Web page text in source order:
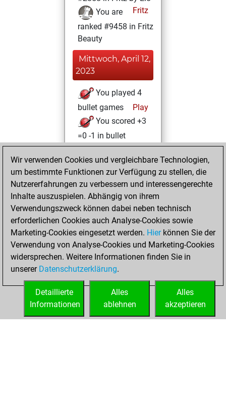
Fritz
You are
ranked #9458 in Fritz
Beauty
Mittwoch, April 12,
2023
You played 4
bullet games
Play
You scored +3
=0 -1 in bullet
Dienstag, April 11,
2023
You won
against Fritz
Fritz
You achieved a
BeautyScore of 24
You achieved a
new Elo of 1641
You created
your Fritz account
Wir verwenden Cookies und vergleichbare Technologien,
um bestimmte Funktionen zur Verfügung zu stellen, die
Nutzererfahrungen zu verbessern und interessengerechte
Inhalte auszuspielen. Abhängig von ihrem
Verwendungszweck können dabei neben technisch
erforderlichen Cookies auch Analyse-Cookies sowie
Marketing-Cookies eingesetzt werden. Hierkönnen Sie der
Verwendung von Analyse-Cookies und Marketing-Cookies
widersprechen. Weitere Informationen finden Sie in
unserer Datenschutzerklärung.
Alles
akzeptieren
Alles
ablehnen
Detaillierte
Informationen